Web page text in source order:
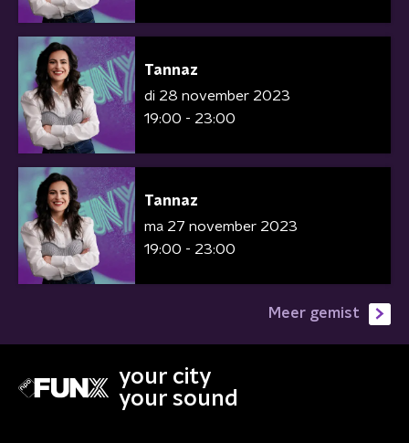
Tannaz
di 28 november 2023
19:00 - 23:00
Tannaz
ma 27 november 2023
19:00 - 23:00
Meer gemist
your city
your sound